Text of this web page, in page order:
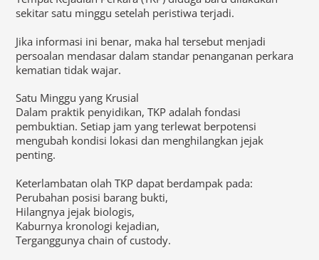
sekitar satu minggu setelah peristiwa terjadi.
Jika informasi ini benar, maka hal tersebut menjadi
persoalan mendasar dalam standar penanganan perkara
kematian tidak wajar.
Satu Minggu yang Krusial
Dalam praktik penyidikan, TKP adalah fondasi
pembuktian. Setiap jam yang terlewat berpotensi
mengubah kondisi lokasi dan menghilangkan jejak
penting.
Keterlambatan olah TKP dapat berdampak pada:
Perubahan posisi barang bukti,
Hilangnya jejak biologis,
Kaburnya kronologi kejadian,
Terganggunya chain of custody.